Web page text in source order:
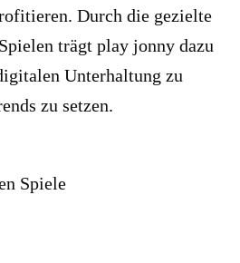
Durch die gezielte
trägt play jonny dazu
Unterhaltung zu
zu setzen.
Spiele